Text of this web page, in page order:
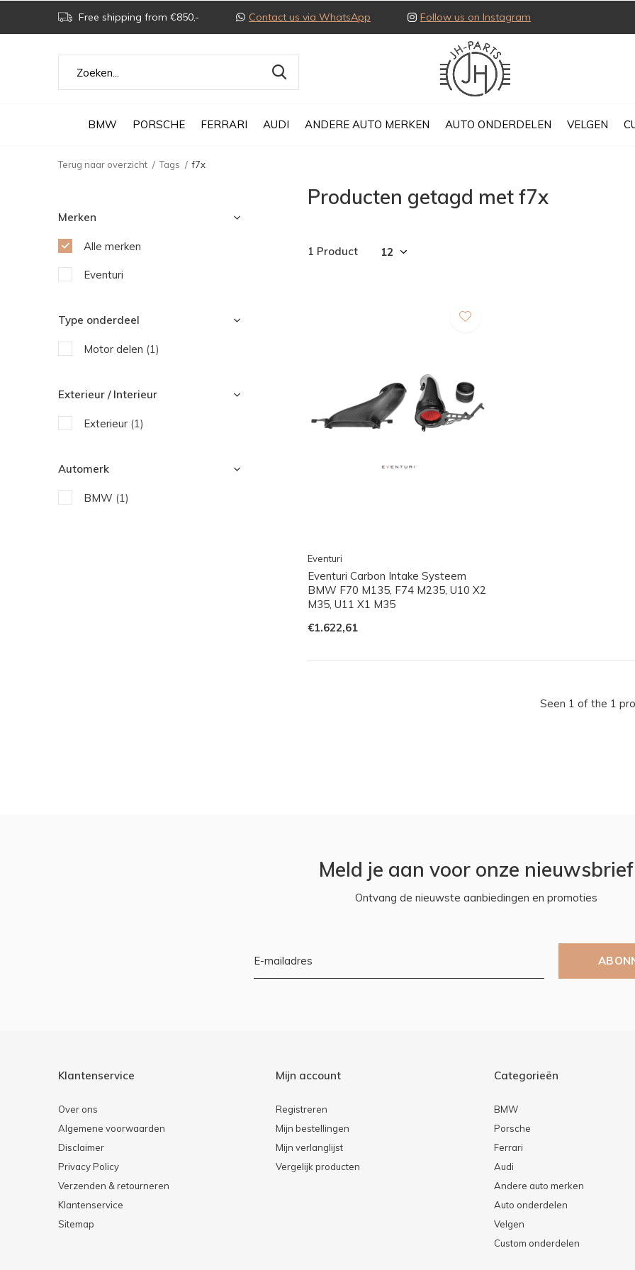
BMW PORSCHE FERRARI AUDI ANDERE AUTO MERKEN AUTO ONDERDELEN VELGEN
Free shipping from €850,- Contact us via WhatsApp Follow us on Instagram
Terug naar overzicht Tags f7x
Producten getagd met f7x
1 Product
Eventuri
Eventuri Carbon Intake Systeem
BMW F70 M135, F74 M235, U10 X2
M35, U11 X1 M35
€1.622,61
Seen 1 of the 1
Merken
Alle merken
Eventuri
Type onderdeel
Motor delen (1)
Exterieur / Interieur
Exterieur (1)
Automerk
BMW (1)
Meld je aan voor onze nieuwsbrief
Ontvang de nieuwste aanbiedingen en promoties
Klantenservice
Over ons
Algemene voorwaarden
Disclaimer
Privacy Policy
Verzenden & retourneren
Klantenservice
Sitemap
Mijn account
Registreren
Mijn bestellingen
Mijn verlanglijst
Vergelijk producten
Categorieën
BMW
Porsche
Ferrari
Audi
Andere auto merken
Auto onderdelen
Velgen
Custom onderdelen